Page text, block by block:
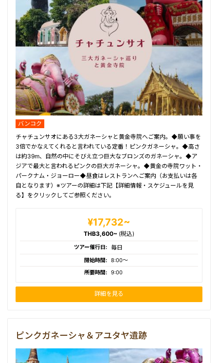
バンコク
チャチュンサオにある3大ガネーシャと黄金寺院へご案内。◆願い事を
3倍でかなえてくれると言われている定番！ピンクガネーシャ。◆高さ
は約39m、自然の中にそびえ立つ巨大なブロンズのガネーシャ。◆ア
ジアで最大と言われるピンクの巨大ガネーシャ。◆黄金の寺院ワット・
パークナム・ジョーロー◆昼食はレストランへご案内（お支払いは各
自となります）※ツアーの詳細は下記【詳細情報・スケジュールを見
る】をクリックしてご参照ください。
¥17,732~
THB3,600~ (税込)
ツアー催行日: 毎日
開始時間: 8:00〜
所要時間: 9:00
詳細を見る
ピンクガネーシャ＆アユタヤ遺跡